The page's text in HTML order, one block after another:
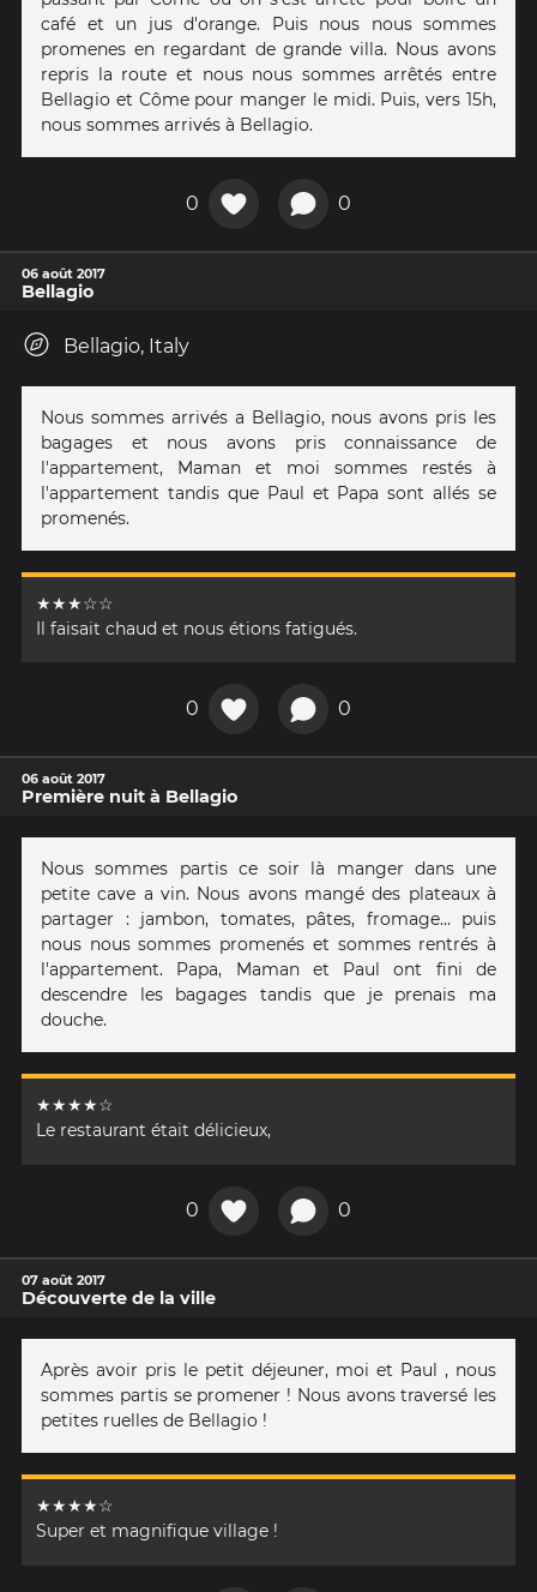
café et un jus d'orange. Puis nous nous sommes
promenes en regardant de grande villa. Nous avons
repris la route et nous nous sommes arrêtés entre
Bellagio et Côme pour manger le midi. Puis, vers 15h,
nous sommes arrivés à Bellagio.
0 0
06 août 2017
Bellagio
Bellagio, Italy
Nous sommes arrivés a Bellagio, nous avons pris les
bagages et nous avons pris connaissance de
l'appartement, Maman et moi sommes restés à
l'appartement tandis que Paul et Papa sont allés se
promenés.
★★★☆☆
Il faisait chaud et nous étions fatigués.
0 0
06 août 2017
Première nuit à Bellagio
Nous sommes partis ce soir là manger dans une
petite cave a vin. Nous avons mangé des plateaux à
partager : jambon, tomates, pâtes, fromage... puis
nous nous sommes promenés et sommes rentrés à
l'appartement. Papa, Maman et Paul ont fini de
descendre les bagages tandis que je prenais ma
douche.
★★★★☆
Le restaurant était délicieux,
0 0
07 août 2017
Découverte de la ville
Après avoir pris le petit déjeuner, moi et Paul , nous
sommes partis se promener ! Nous avons traversé les
petites ruelles de Bellagio !
★★★★☆
Super et magnifique village !